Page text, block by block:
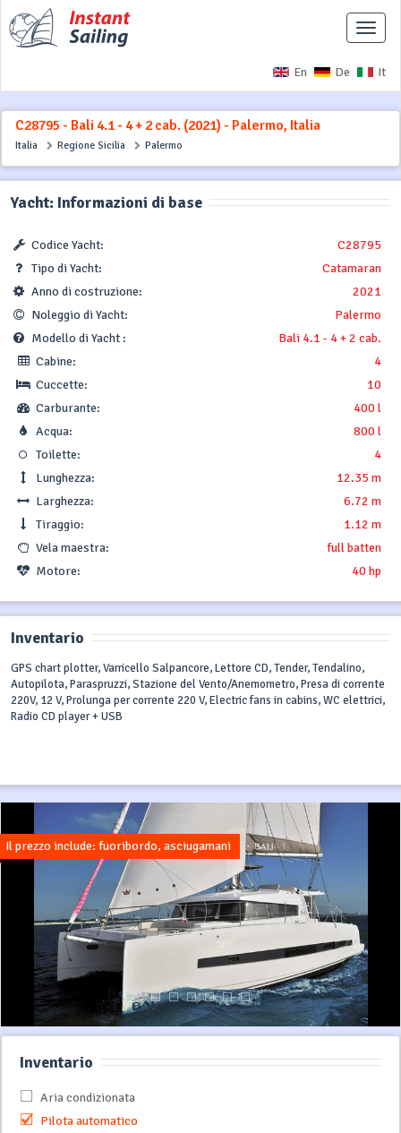
En De It
C28795 - Bali 4.1 - 4 + 2 cab. (2021) - Palermo, Italia
Italia Regione Sicilia Palermo
Yacht: Informazioni di base
Codice Yacht:
C28795
Tipo di Yacht:
Catamaran
Anno di costruzione:
2021
Noleggio di Yacht:
Palermo
Modello di Yacht :
Bali 4.1 - 4 + 2 cab.
Cabine:
4
Cuccette:
10
Carburante:
400 l
Acqua:
800 l
Toilette:
4
Lunghezza:
12.35 m
Larghezza:
6.72 m
Tiraggio:
1.12 m
Vela maestra:
full batten
Motore:
40 hp
Inventario
GPS chart plotter, Varricello Salpancore, Lettore CD, Tender, Tendalino,
Autopilota, Paraspruzzi, Stazione del Vento/Anemometro, Presa di corrente
220V, 12 V, Prolunga per corrente 220 V, Electric fans in cabins, WC elettrici,
Radio CD player + USB
Il prezzo include: fuoribordo, asciugamani
Inventario
Aria condizionata
Pilota automatico